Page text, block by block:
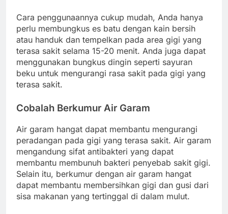
Cara penggunaannya cukup mudah, Anda hanya
perlu membungkus es batu dengan kain bersih
atau handuk dan tempelkan pada area gigi yang
terasa sakit selama 15-20 menit. Anda juga dapat
menggunakan bungkus dingin seperti sayuran
beku untuk mengurangi rasa sakit pada gigi yang
terasa sakit.
Cobalah Berkumur Air Garam
Air garam hangat dapat membantu mengurangi
peradangan pada gigi yang terasa sakit. Air garam
mengandung sifat antibakteri yang dapat
membantu membunuh bakteri penyebab sakit gigi.
Selain itu, berkumur dengan air garam hangat
dapat membantu membersihkan gigi dan gusi dari
sisa makanan yang tertinggal di dalam mulut.